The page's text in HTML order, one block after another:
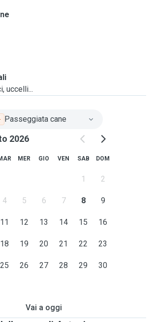
uccelli...
Passeggiata cane
2026
MER GIO VEN SAB DOM
1 2
4 5 6 7 8 9
11 12 13 14 15 16
18 19 20 21 22 23
25 26 27 28 29 30
Vai a oggi